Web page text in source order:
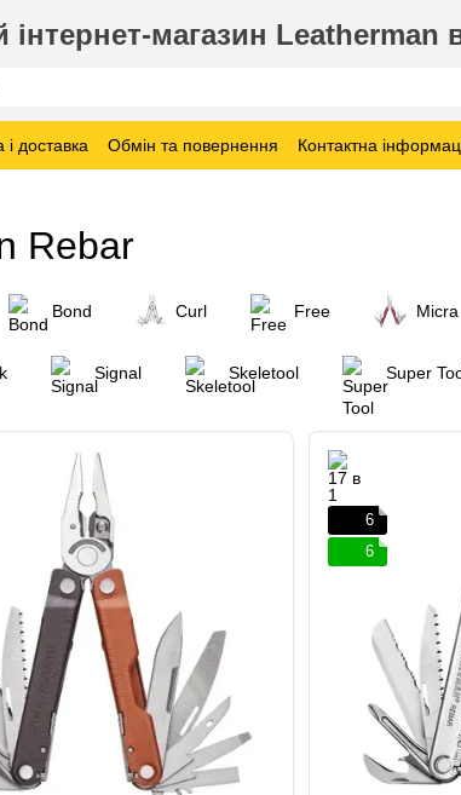
магазин Leatherman в
доставка Обмін та повернення Контактна
Rebar
Bond Curl Free Micra
Signal Skeletool Super
6
6